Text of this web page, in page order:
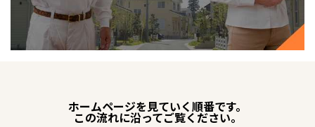
ホームページを見ていく順番です。
この流れに沿ってご覧ください。